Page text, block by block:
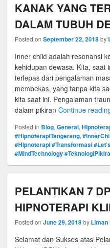
KANAK YANG
DALAM TUBUH
Posted on September 22, 2018by
Inner child adalah resonansi
kehidupan dewasa. Kita, saat
terlepas dari pengalaman
membekas, yang tanpa kita
kita saat ini. Pengalaman
dalam pikiran Continue
Posted in Blog, General,
#HipnoterapiTangerang,
#Hipnoterapi #Transformasi
#MindTechnology
PELANTIKAN 7
HIPNOTERAPI
Posted on June 29, 2018by Liman
Selamat dan Sukses atas